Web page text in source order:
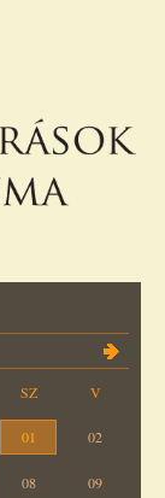
SZ V
01 02
08 09